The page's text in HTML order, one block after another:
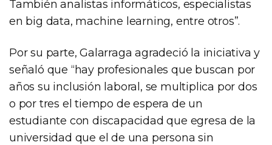
También analistas informáticos, especialistas
en big data, machine learning, entre otros”.
Por su parte, Galarraga agradeció la iniciativa y
señaló que “hay profesionales que buscan por
años su inclusión laboral, se multiplica por dos
o por tres el tiempo de espera de un
estudiante con discapacidad que egresa de la
universidad que el de una persona sin